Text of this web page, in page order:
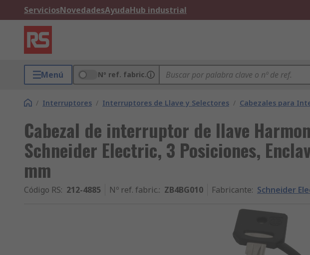
ServiciosNovedadesAyudaHub industrial
Menú Nº ref. fabric.
/ Interruptores / Interruptores de Llave y Selectores / Cabezales para
Cabezal de interruptor de llave
Schneider Electric, 3 Posiciones,
mm
Código RS: 212-4885 Nº ref. fabric.: ZB4BG010 Fabricante: Schneider